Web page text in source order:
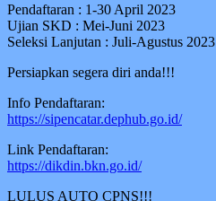
Pendaftaran : 1-30 April 2023
Ujian SKD : Mei-Juni 2023
Seleksi Lanjutan : Juli-Agustus 2023
Persiapkan segera diri anda!!!
Info Pendaftaran:
https://sipencatar.dephub.go.id/
Link Pendaftaran:
https://dikdin.bkn.go.id/
LULUS AUTO CPNS!!!